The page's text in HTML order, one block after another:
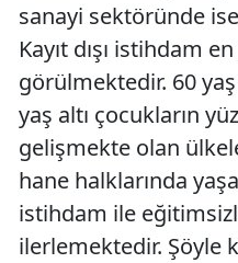
sanayi sektöründe
Kayıt dışı istihdam
görülmektedir. 60
yaş altı çocukların
gelişmekte olan
hane halklarında
istihdam ile
ilerlemektedir. Şöyle